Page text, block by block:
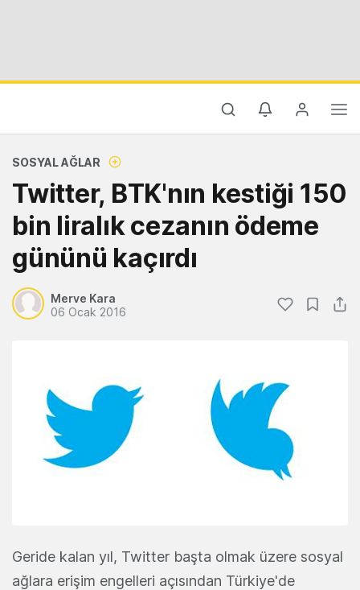
SOSYAL AĞLAR
Twitter, BTK'nın kestiği 150
bin liralık cezanın ödeme
gününü kaçırdı
Merve Kara
06 Ocak 2016
Geride kalan yıl, Twitter başta olmak üzere sosyal
ağlara erişim engelleri açısından Türkiye'de